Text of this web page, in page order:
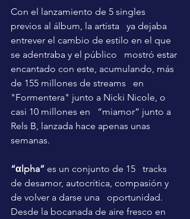
Con el lanzamiento de 5 singles
previos al álbum, la artista   ya dejaba
entrever el cambio de estilo en el que
se adentraba y el público   mostró estar
encantado con este, acumulando, más
de 155 millones de streams   en
"Formentera" junto a Nicki Nicole, o
casi 10 millones en   “miamor” junto a
Rels B, lanzada hace apenas unas
semanas.
“αlpha” es un conjunto de 15   tracks
de desamor, autocrítica, compasión y
de volver a darse una   oportunidad.
Desde la bocanada de aire fresco en